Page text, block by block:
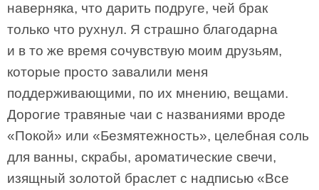
наверняка, что дарить подруге, чей брак
только что рухнул. Я страшно благодарна
и в то же время сочувствую моим друзьям,
которые просто завалили меня
поддерживающими, по их мнению, вещами.
Дорогие травяные чаи с названиями вроде
«Покой» или «Безмятежность», целебная соль
для ванны, скрабы, ароматические свечи,
изящный золотой браслет с надписью «Все